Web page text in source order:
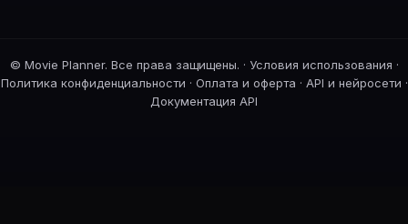
© Movie Planner. Все права защищены. · Условия использования ·
Политика конфиденциальности · Оплата и оферта · API и нейросети ·
Документация API